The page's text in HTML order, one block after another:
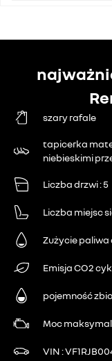
szary rafale
tapicerka
niebieskimi
Liczba drzwi 5
Liczba miejsc
Zużycie paliwa
Emisja CO2
pojemność
Moc
VIN